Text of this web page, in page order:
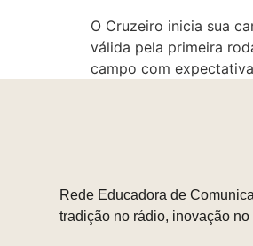
O Cruzeiro inicia sua
válida pela primeira
campo com
Rede Educadora de
tradição no rádio, inovação no